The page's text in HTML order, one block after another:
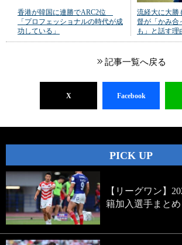
香港が韓国に連勝でARC2位
「プロフェッショナルの時代が成
功している」
流経大に大勝
督が「かみ合
も」と話す理
記事一覧へ戻る
X Facebook
PICK UP
【リーグワン】
籍加入選手まとめ